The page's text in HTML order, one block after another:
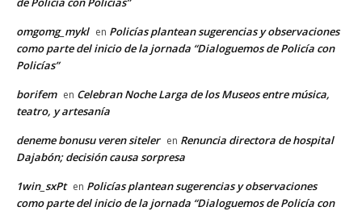
omgomg_mykl en Policías plantean sugerencias y observaciones
como parte del inicio de la jornada “Dialoguemos de Policía con
Policías”
borifem en Celebran Noche Larga de los Museos entre música,
teatro, y artesanía
deneme bonusu veren siteler en Renuncia directora de hospital
Dajabón; decisión causa sorpresa
1win_sxPt en Policías plantean sugerencias y observaciones
como parte del inicio de la jornada “Dialoguemos de Policía con